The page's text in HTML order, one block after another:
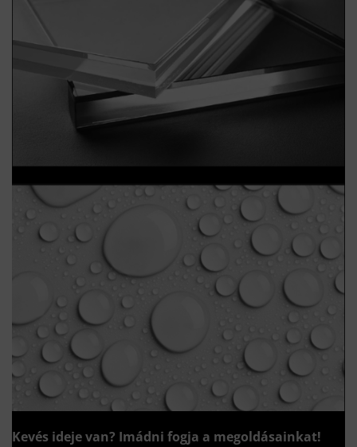
Kevés ideje van? Imádni fogja a megoldásainkat!